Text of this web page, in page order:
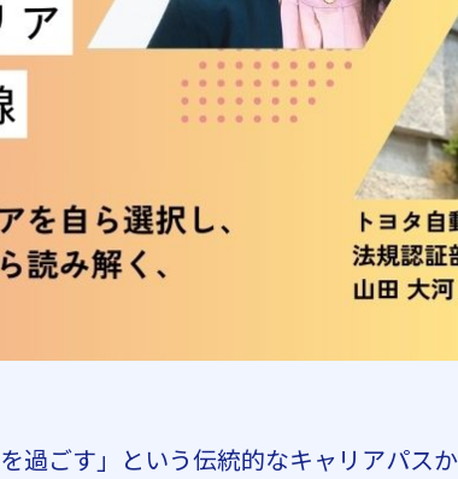
を過ごす」という伝統的なキャリアパス